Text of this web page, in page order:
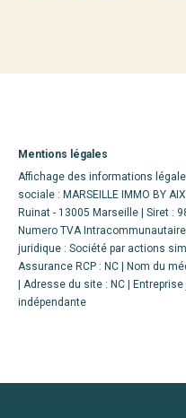
Mentions légales
Affichage des informations
sociale : MARSEILLE IMMO BY
Ruinat - 13005 Marseille | Siret :
Numero TVA
juridique : Société par actions
Assurance RCP : NC | Nom du
| Adresse du site : NC |
indépendante